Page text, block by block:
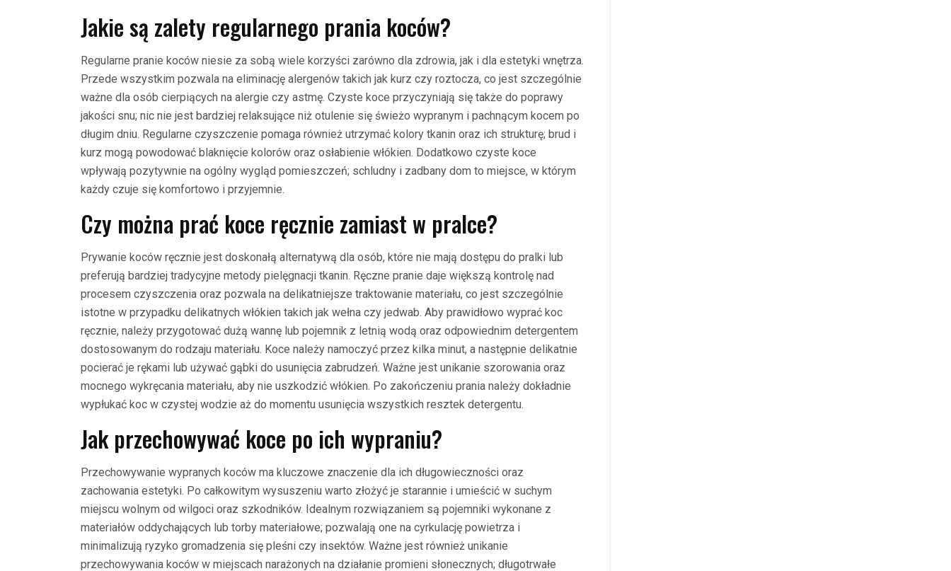
Jakie są zalety regularnego prania koców?
Regularne pranie koców niesie za sobą wiele korzyści zarówno dla zdrowia, jak i dla estetyki wnętrza.
Przede wszystkim pozwala na eliminację alergenów takich jak kurz czy roztocza, co jest szczególnie
ważne dla osób cierpiących na alergie czy astmę. Czyste koce przyczyniają się także do poprawy
jakości snu; nic nie jest bardziej relaksujące niż otulenie się świeżo wypranym i pachnącym kocem po
długim dniu. Regularne czyszczenie pomaga również utrzymać kolory tkanin oraz ich strukturę; brud i
kurz mogą powodować blaknięcie kolorów oraz osłabienie włókien. Dodatkowo czyste koce
wpływają pozytywnie na ogólny wygląd pomieszczeń; schludny i zadbany dom to miejsce, w którym
każdy czuje się komfortowo i przyjemnie.
Czy można prać koce ręcznie zamiast w pralce?
Prywanie koców ręcznie jest doskonałą alternatywą dla osób, które nie mają dostępu do pralki lub
preferują bardziej tradycyjne metody pielęgnacji tkanin. Ręczne pranie daje większą kontrolę nad
procesem czyszczenia oraz pozwala na delikatniejsze traktowanie materiału, co jest szczególnie
istotne w przypadku delikatnych włókien takich jak wełna czy jedwab. Aby prawidłowo wyprać koc
ręcznie, należy przygotować dużą wannę lub pojemnik z letnią wodą oraz odpowiednim detergentem
dostosowanym do rodzaju materiału. Koce należy namoczyć przez kilka minut, a następnie delikatnie
pocierać je rękami lub używać gąbki do usunięcia zabrudzeń. Ważne jest unikanie szorowania oraz
mocnego wykręcania materiału, aby nie uszkodzić włókien. Po zakończeniu prania należy dokładnie
wypłukać koc w czystej wodzie aż do momentu usunięcia wszystkich resztek detergentu.
Jak przechowywać koce po ich wypraniu?
Przechowywanie wypranych koców ma kluczowe znaczenie dla ich długowieczności oraz
zachowania estetyki. Po całkowitym wysuszeniu warto złożyć je starannie i umieścić w suchym
miejscu wolnym od wilgoci oraz szkodników. Idealnym rozwiązaniem są pojemniki wykonane z
materiałów oddychających lub torby materiałowe; pozwalają one na cyrkulację powietrza i
minimalizują ryzyko gromadzenia się pleśni czy insektów. Ważne jest również unikanie
przechowywania koców w miejscach narażonych na działanie promieni słonecznych; długotrwałe